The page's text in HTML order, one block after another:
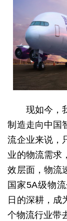
现如今，我
制造走向中国
流企业来说，
业的物流需求
效层面，物流
国家5A级物
日的深耕，成
个物流行业带